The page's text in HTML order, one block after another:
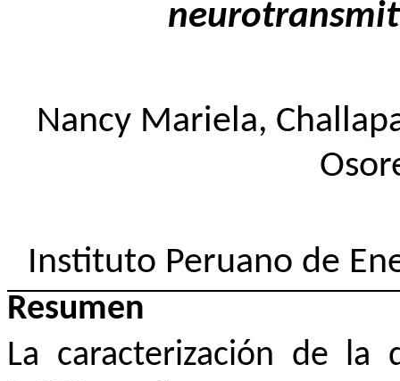
Nancy Mariela,
Instituto Peruano de
Resumen
La caracterización de la